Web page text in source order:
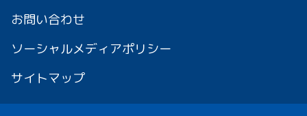
お問い合わせ
ソーシャルメディアポリシー
サイトマップ